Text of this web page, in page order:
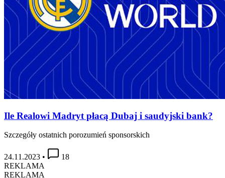
Ile Realowi Madryt płacą Dubaj i saudyjski bank?
Szczegóły ostatnich porozumień sponsorskich
24.11.2023 •
18
REKLAMA
REKLAMA